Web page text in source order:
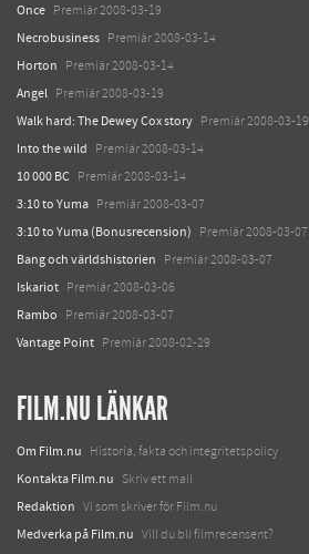
Once Premiär 2008-03-19
Necrobusiness Premiär 2008-03-14
Horton Premiär 2008-03-14
Angel Premiär 2008-03-19
Walk hard: The Dewey Cox story Premiär 2008-03-19
Into the wild Premiär 2008-03-14
10 000 BC Premiär 2008-03-14
3:10 to Yuma Premiär 2008-03-07
3:10 to Yuma (Bonusrecension) Premiär 2008-03-07
Bang och världshistorien Premiär 2008-03-07
Iskariot Premiär 2008-03-06
Rambo Premiär 2008-03-07
Vantage Point Premiär 2008-02-29
FILM.NU LÄNKAR
Om Film.nu Historia, fakta och integritetspolicy
Kontakta Film.nu Skriv ett mail
Redaktion Vi som skriver för Film.nu
Medverka på Film.nu Vill du bli filmrecensent?